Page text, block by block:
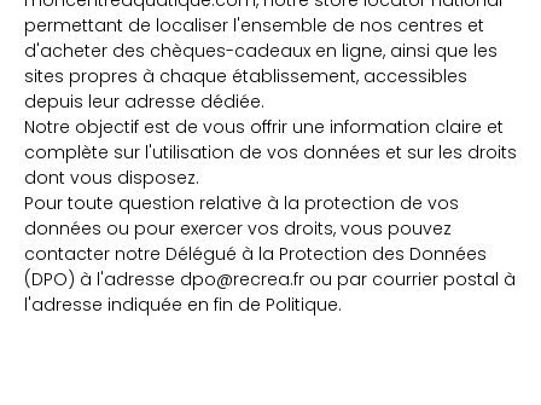
permettant de localiser l'ensemble de nos centres et
d'acheter des chèques-cadeaux en ligne, ainsi que les
sites propres à chaque établissement, accessibles
depuis leur adresse dédiée.
Notre objectif est de vous offrir une information claire et
complète sur l'utilisation de vos données et sur les droits
dont vous disposez.
Pour toute question relative à la protection de vos
données ou pour exercer vos droits, vous pouvez
contacter notre Délégué à la Protection des Données
(DPO) à l'adresse dpo@recrea.fr ou par courrier postal à
l'adresse indiquée en fin de Politique.